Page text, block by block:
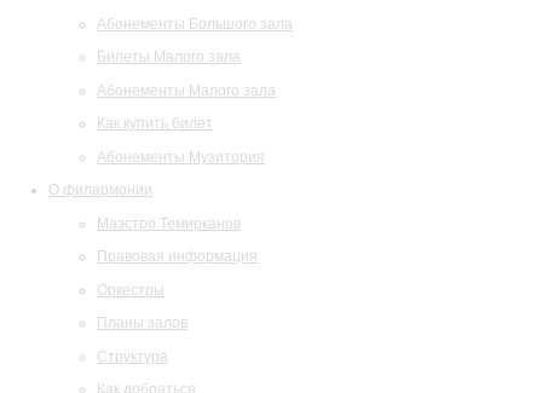
Абонементы Большого зала
Билеты Малого зала
Абонементы Малого зала
Как купить билет
Абонементы Музитория
О филармонии
Маэстро Темирканов
Правовая информация
Оркестры
Планы залов
Структура
Как добраться